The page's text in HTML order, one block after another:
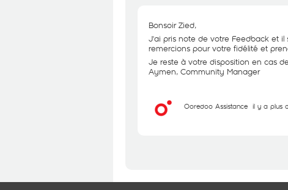
Bonsoir Zied,
J'ai pris note de votre Feedback et
remercions pour votre fidélité et
Je reste à votre disposition en cas
Aymen, Community Manager
Ooredoo Assistance il y a plus